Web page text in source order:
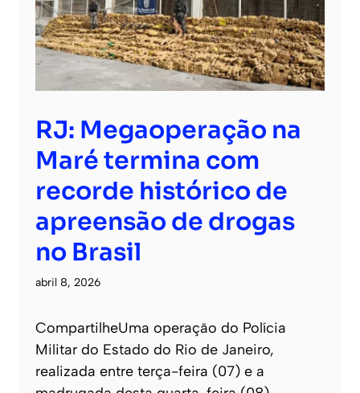
RJ: Megaoperação na
Maré termina com
recorde histórico de
apreensão de drogas
no Brasil
abril 8, 2026
CompartilheUma operação do Polícia
Militar do Estado do Rio de Janeiro,
realizada entre terça-feira (07) e a